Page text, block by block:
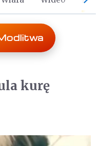
kurę